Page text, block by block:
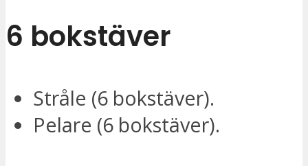
6 bokstäver
Stråle (6 bokstäver).
Pelare (6 bokstäver).